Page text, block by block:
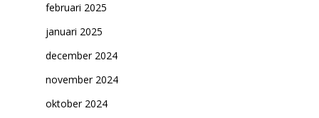
februari 2025
januari 2025
december 2024
november 2024
oktober 2024